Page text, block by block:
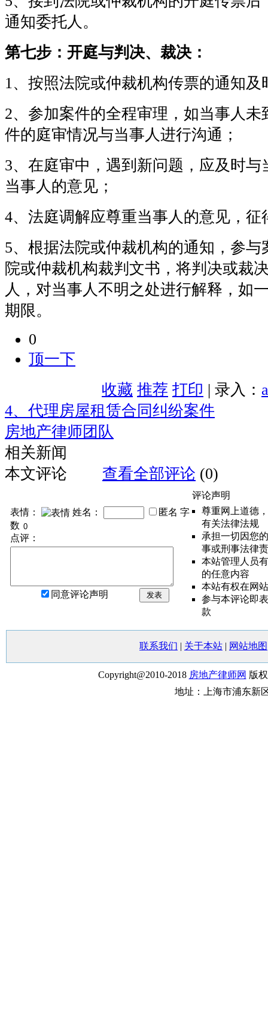
通知委托人。
第七步：开庭与判决、裁决：
1、按照法院或仲裁机构传票的通知及
2、参加案件的全程审理，如当事人未
件的庭审情况与当事人进行沟通；
3、在庭审中，遇到新问题，应及时与
当事人的意见；
4、法庭调解应尊重当事人的意见，征
5、根据法院或仲裁机构的通知，参与
院或仲裁机构裁判文书，将判决或裁
人，对当事人不明之处进行解释，如
期限。
0
顶一下
收藏 推荐 打印 | 录入：
4、代理房屋租赁合同纠纷案件
房地产律师团队
相关新闻
本文评论
查看全部评论 (0)
表情： 姓名： 匿名 字
数
点评：
同意评论声明 发表
评论声明
尊重网上道德
有关法律法规
承担一切因您
事或刑事法律
本站管理人员
的任意内容
本站有权在网
参与本评论即
款
联系我们 | 关于本站 | 网站地图
Copyright@2010-2018 房地产律师网 版
地址：上海市浦东新